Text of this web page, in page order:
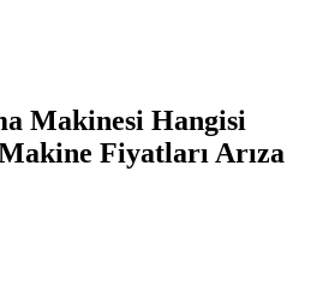
Makinesi Hangisi
Fiyatları Arıza